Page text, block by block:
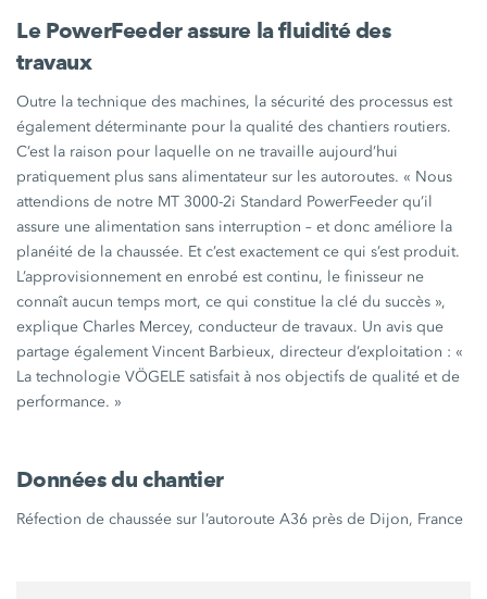
Le PowerFeeder assure la fluidité des
travaux
Outre la technique des machines, la sécurité des processus est
également déterminante pour la qualité des chantiers routiers.
C’est la raison pour laquelle on ne travaille aujourd’hui
pratiquement plus sans alimentateur sur les autoroutes. « Nous
attendions de notre MT 3000-2i Standard PowerFeeder qu’il
assure une alimentation sans interruption – et donc améliore la
planéité de la chaussée. Et c’est exactement ce qui s’est produit.
L’approvisionnement en enrobé est continu, le finisseur ne
connaît aucun temps mort, ce qui constitue la clé du succès »,
explique Charles Mercey, conducteur de travaux. Un avis que
partage également Vincent Barbieux, directeur d’exploitation : «
La technologie VÖGELE satisfait à nos objectifs de qualité et de
performance. »
Données du chantier
Réfection de chaussée sur l’autoroute A36 près de Dijon, France